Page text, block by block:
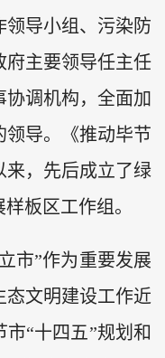
导小组、污染防
府主要领导任主任
调机构，全面加
导。《推动毕节
来，先后成立了绿
板区工作组。
市”作为重要发展
文明建设工作近
“十四五”规划和